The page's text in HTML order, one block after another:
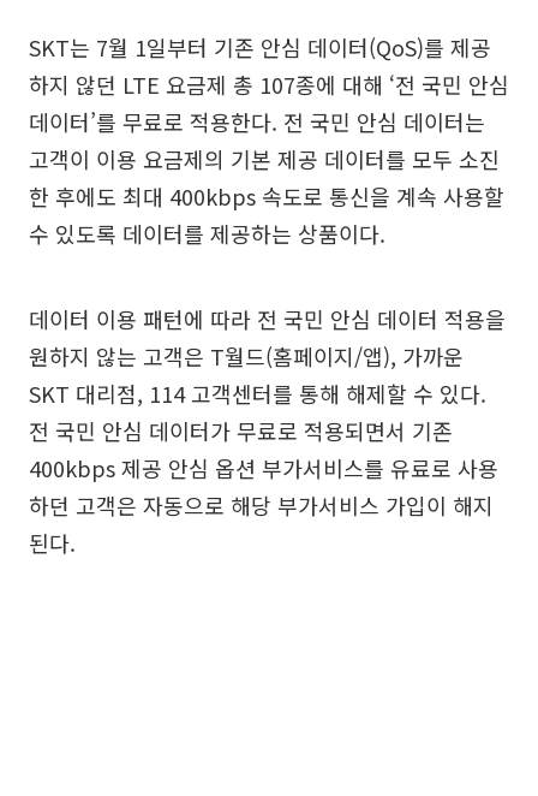
SKT는 7월 1일부터 기존 안심 데이터(QoS)를 제공
하지 않던 LTE 요금제 총 107종에 대해 ‘전 국민 안심
데이터’를 무료로 적용한다. 전 국민 안심 데이터는
고객이 이용 요금제의 기본 제공 데이터를 모두 소진
한 후에도 최대 400kbps 속도로 통신을 계속 사용할
수 있도록 데이터를 제공하는 상품이다.
데이터 이용 패턴에 따라 전 국민 안심 데이터 적용을
원하지 않는 고객은 T월드(홈페이지/앱), 가까운
SKT 대리점, 114 고객센터를 통해 해제할 수 있다.
전 국민 안심 데이터가 무료로 적용되면서 기존
400kbps 제공 안심 옵션 부가서비스를 유료로 사용
하던 고객은 자동으로 해당 부가서비스 가입이 해지
된다.